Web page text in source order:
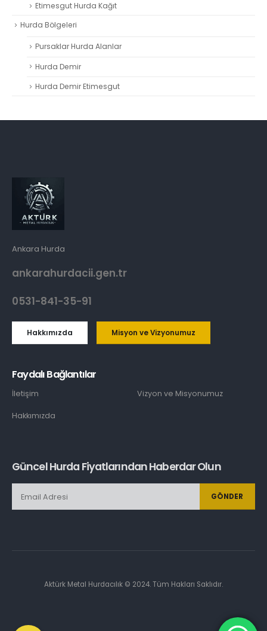
Etimesgut Hurda Kağıt
Hurda Bölgeleri
Pursaklar Hurda Alanlar
Hurda Demir
Hurda Demir Etimesgut
Ankara Hurda
ankarahurdacii.gen.tr
0531-841-35-91
Hakkımızda Misyon ve Vizyonumuz
Faydalı Bağlantılar
İletişim
Hakkımızda
Vizyon ve Misyonumuz
Güncel Hurda Fiyatlarından Haberdar Olun
GÖNDER
Aktürk Metal Hurdacılık © 2024. Tüm Hakları Saklıdır.